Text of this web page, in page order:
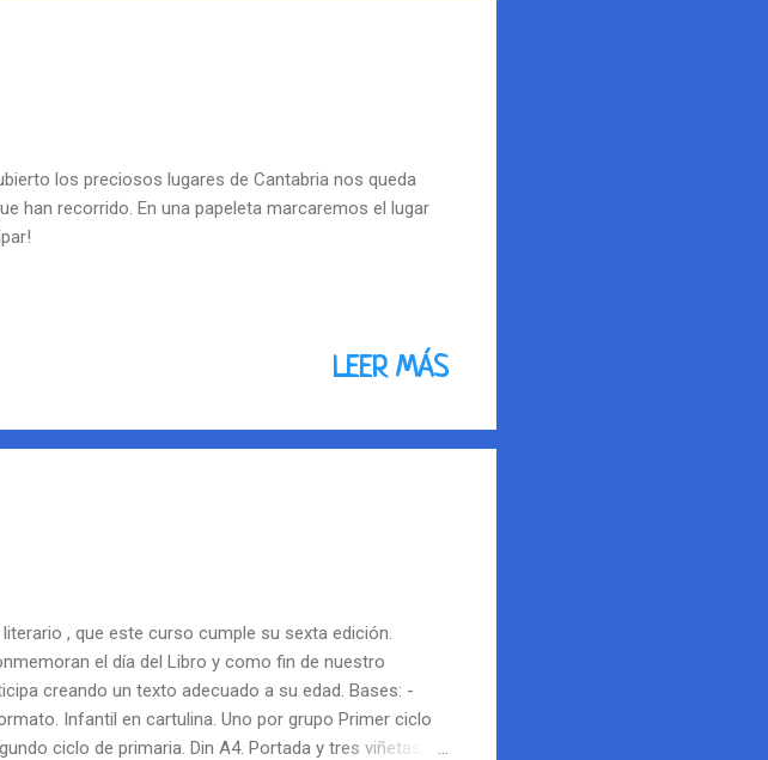
los preciosos lugares de Cantabria nos queda
han recorrido. En una papeleta marcaremos el lugar
LEER MÁS
, que este curso cumple su sexta edición.
el día del Libro y como fin de nuestro
creando un texto adecuado a su edad. Bases: -
Infantil en cartulina. Uno por grupo Primer ciclo
ciclo de primaria. Din A4. Portada y tres viñetas.